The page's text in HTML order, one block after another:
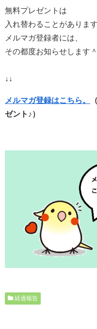
無料プレゼントは
入れ替わることがありま
メルマガ登録者には、
その都度お知らせします
↓↓
メルマガ登録はこちら。
ゼント♪）
経過報告